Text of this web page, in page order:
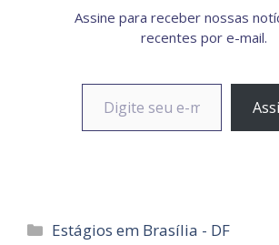
Assine para receber nossas
recentes por e-mail.
Digite seu e-mail…
Categorias
Estágios em Brasília - DF